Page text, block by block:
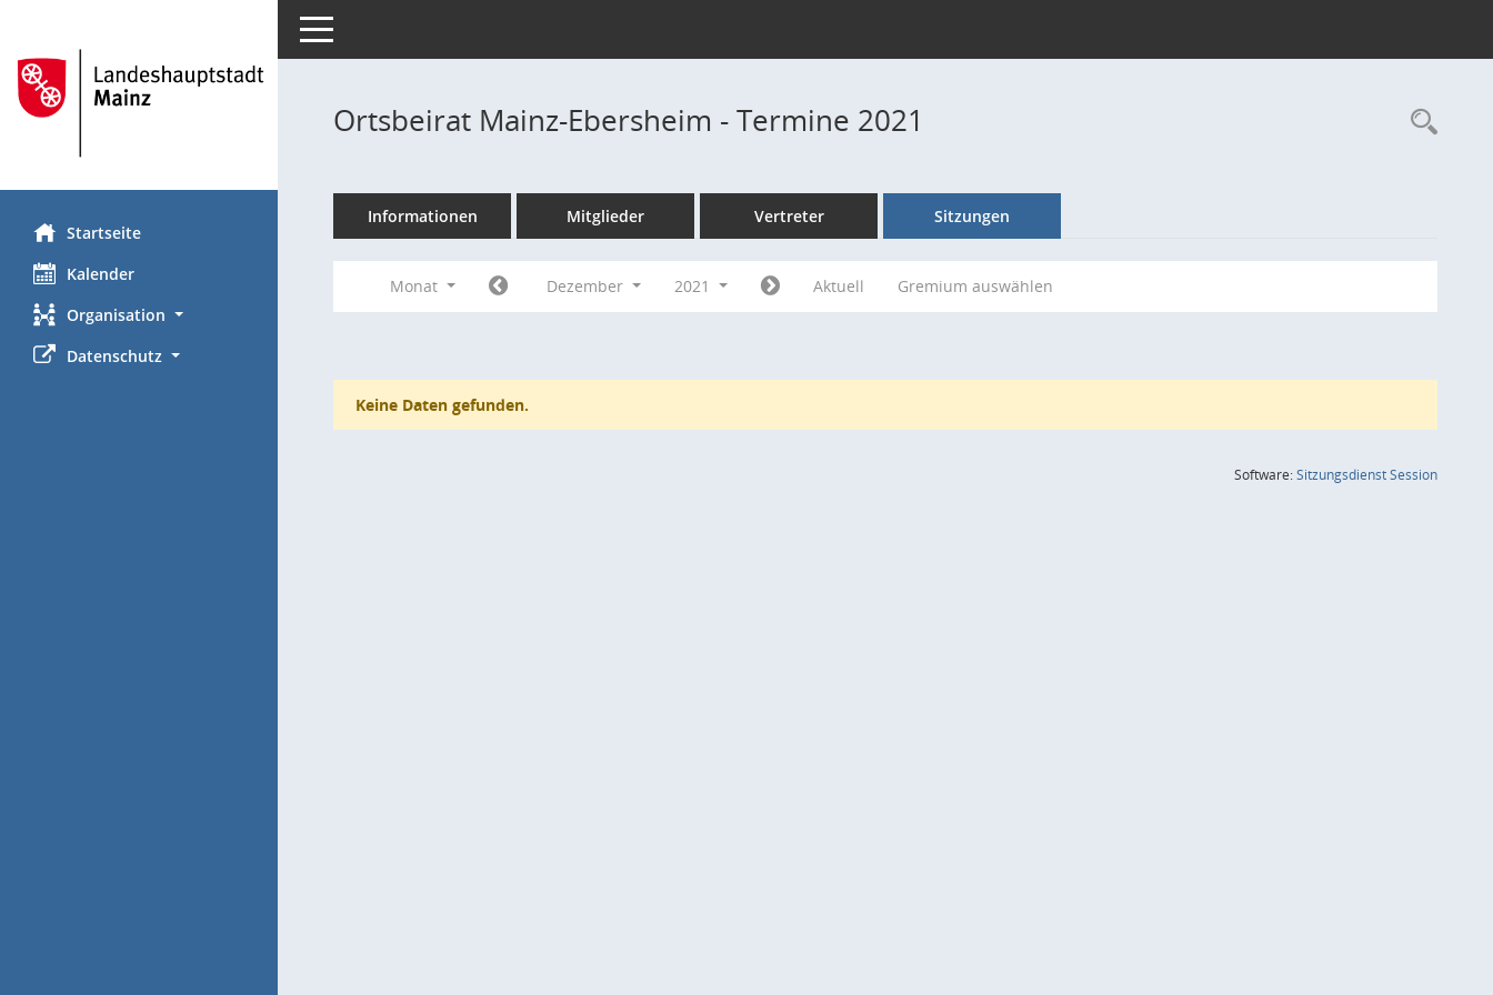
Startseite
Kalender
Organisation
Datenschutz
Toggle navigation
Ortsbeirat Mainz-Ebersheim - Termine 2021
Informationen Mitglieder Vertreter Sitzungen
Monat Dezember 2021 Aktuell Gremium auswählen
Keine Daten gefunden.
Software:SitzungsdienstSession(Wird in